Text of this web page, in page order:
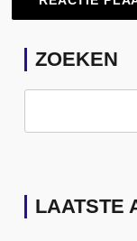
ZOEKEN
LAATSTE